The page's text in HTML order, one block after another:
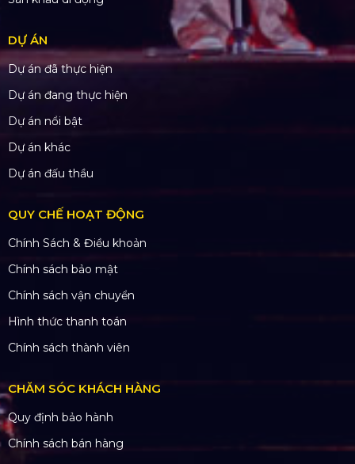
DỰ ÁN
Dự án đã thực hiện
Dự án đang thực hiện
Dự án nổi bật
Dự án khác
Dự án đấu thầu
QUY CHẾ HOẠT ĐỘNG
Chính Sách & Điều khoản
Chính sách bảo mật
Chính sách vận chuyển
Hình thức thanh toán
Chính sách thành viên
CHĂM SÓC KHÁCH HÀNG
Quy định bảo hành
Chính sách bán hàng